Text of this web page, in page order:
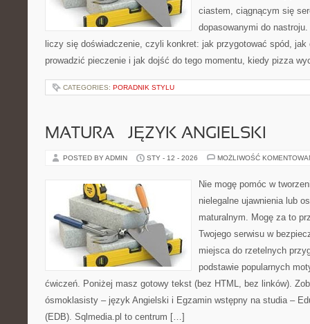
ciastem, ciągnącym się
dopasowanymi do
liczy się doświadczenie, czyli konkret: jak przygotować spód, jak
prowadzić pieczenie i jak dojść do tego momentu, kiedy pizza
CATEGORIES: PORADNIK STYLU
MATURA – JĘZYK ANGIELSKI
POSTED BY ADMIN STY - 12 - 2026 MOŻLIWOŚĆ
Nie mogę pomóc w
nielegalne ujawnienia lub
maturalnym. Mogę za to
Twojego serwisu w
miejsca do rzetelnych
podstawie popularnych
ćwiczeń. Poniżej masz gotowy tekst (bez HTML, bez linków).
ósmoklasisty – język Angielski i Egzamin wstępny na studia –
(EDB). Sqlmedia.pl to centrum […]